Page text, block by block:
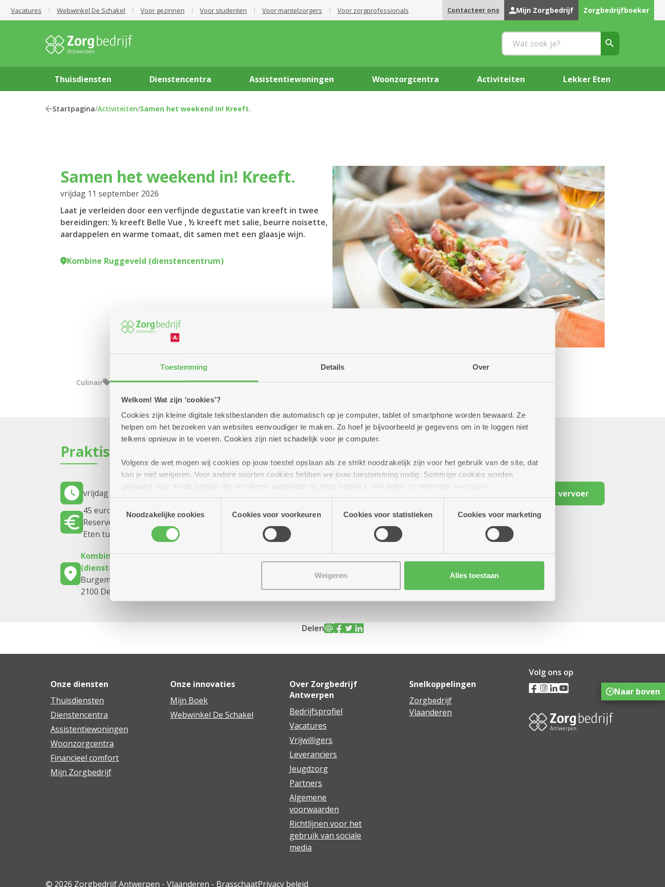
Toestemming Details Over
Welkom! Wat zijn ‘cookies’?
Cookies zijn kleine digitale tekstbestanden die automatisch op je computer, tablet of smartphone worden bewaard. Ze
helpen om het bezoeken van websites eenvoudiger te maken. Zo hoef je bijvoorbeeld je gegevens om in te loggen niet
telkens opnieuw in te voeren. Cookies zijn niet schadelijk voor je computer.
Volgens de wet mogen wij cookies op jouw toestel opslaan als ze strikt noodzakelijk zijn voor het gebruik van de site, dat
kan je niet weigeren. Voor andere soorten cookies hebben we jouw toestemming nodig. Sommige cookies worden
geplaatst door derde partijen die een dienst aanbieden op onze pagina's. We delen zo informatie over jouw
(geanonimiseerd) gebruik van onze site voor social media, advertenties en analyse. Deze partners kunnen deze gegevens
combineren met andere informatie die je aan hen verstrekte.
Noodzakelijke cookies
Cookies voor voorkeuren Cookies voor statistieken Cookies voor marketing
Weigeren Alles toestaan
Vacatures Webwinkel De Schakel Voor gezinnen Voor studenten Voor mantelzorgers Voor zorgprofessionals Contacteer ons Mijn Zorgbedrijf Zorgbedrijfboeker
Thuisdiensten Dienstencentra Assistentiewoningen Woonzorgcentra Activiteiten Lekker Eten
Startpagina/Activiteiten/Samen het weekend in! Kreeft.
Samen het weekend in! Kreeft.
vrijdag 11 september 2026
Laat je verleiden door een verfijnde degustatie van kreeft in twee
bereidingen: ½ kreeft Belle Vue , ½ kreeft met salie, beurre noisette,
aardappelen en warme tomaat, dit samen met een glaasje wijn.
Kombine Ruggeveld (dienstencentrum)
Culinair Eropuit Samen het weekend in Kombine
Praktisch
vrijdag 11 september 2026
45 euro
Reserveren kan tot 4 september.
Eten tussen 16 uur en 19 uur.
Reserveer vervoer
Kombine Ruggeveld
(dienstencentrum)
Burgemeester De Boeylaan 2
2100 Deurne
Delen
Onze diensten
Thuisdiensten
Dienstencentra
Assistentiewoningen
Woonzorgcentra
Financieel comfort
Mijn Zorgbedrijf
Onze innovaties
Mijn Boek
Webwinkel De Schakel
Over Zorgbedrijf
Antwerpen
Bedrijfsprofiel
Vacatures
Vrijwilligers
Leveranciers
Jeugdzorg
Partners
Algemene
voorwaarden
Richtlijnen voor het
gebruik van sociale
media
Snelkoppelingen
Zorgbedrijf
Vlaanderen
Volg ons op
© 2026 Zorgbedrijf Antwerpen - Vlaanderen - BrasschaatPrivacy beleid
Naar boven